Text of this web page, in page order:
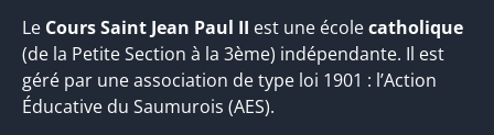
Le Cours Saint Jean Paul II est une écolecatholique
(de la Petite Section à la 3ème) indépendante. Il est
géré par une association de type loi 1901 : l’Action
Éducative du Saumurois (AES).